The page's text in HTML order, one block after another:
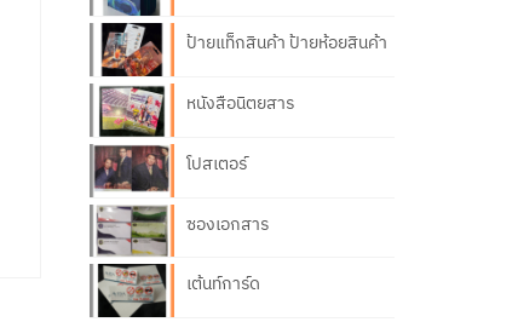
ป้ายแท็กสินค้า ป้ายห้อยสินค้า
หนังสือนิตยสาร
โปสเตอร์
ซองเอกสาร
เต้นท์การ์ด